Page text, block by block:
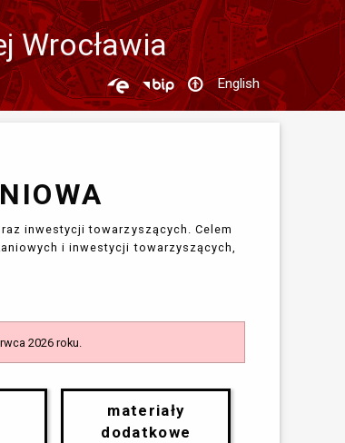
Wrocławia
English
inwestycji towarzyszących. Celem
i inwestycji towarzyszących,
2026 roku.
materiały
dodatkowe